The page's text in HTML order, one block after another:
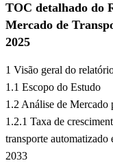
TOC detalhado do
Mercado de
2025
1 Visão geral do
1.1 Escopo do Estudo
1.2 Análise de Mercado
1.2.1 Taxa de
transporte
2033